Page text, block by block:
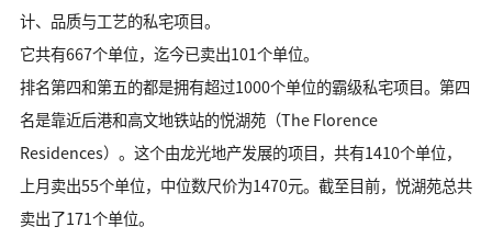
计、品质与工艺的私宅项目。
它共有667个单位，迄今已卖出101个单位。
排名第四和第五的都是拥有超过1000个单位的霸级私宅项目。第四
名是靠近后港和高文地铁站的悦湖苑（The Florence
Residences）。这个由龙光地产发展的项目，共有1410个单位，
上月卖出55个单位，中位数尺价为1470元。截至目前，悦湖苑总共
卖出了171个单位。